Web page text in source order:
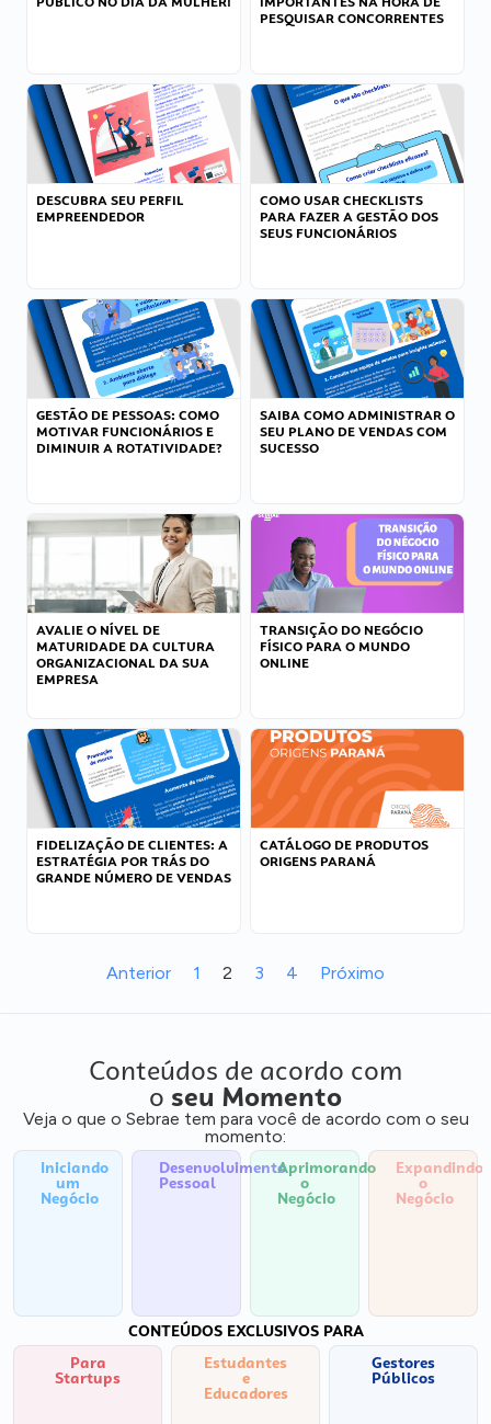
PESQUISAR CONCORRENTES
DESCUBRA SEU PERFIL
EMPREENDEDOR
COMO USAR CHECKLISTS
PARA FAZER A GESTÃO DOS
SEUS FUNCIONÁRIOS
GESTÃO DE PESSOAS: COMO
MOTIVAR FUNCIONÁRIOS E
DIMINUIR A ROTATIVIDADE?
SAIBA COMO ADMINISTRAR O
SEU PLANO DE VENDAS COM
SUCESSO
AVALIE O NÍVEL DE
MATURIDADE DA CULTURA
ORGANIZACIONAL DA SUA
EMPRESA
TRANSIÇÃO DO NEGÓCIO
FÍSICO PARA O MUNDO
ONLINE
FIDELIZAÇÃO DE CLIENTES: A
ESTRATÉGIA POR TRÁS DO
GRANDE NÚMERO DE VENDAS
CATÁLOGO DE PRODUTOS
ORIGENS PARANÁ
Anterior 1 2 3 4 Próximo
Conteúdos de acordo com
o seu Momento
Veja o que o Sebrae tem para você de acordo com o seu
momento:
Iniciando
um
Negócio
Desenvolvimento
Pessoal
Aprimorando
o
Negócio
Expandindo
o
Negócio
CONTEÚDOS EXCLUSIVOS PARA
Para
Startups
Estudantes
e
Educadores
Gestores
Públicos